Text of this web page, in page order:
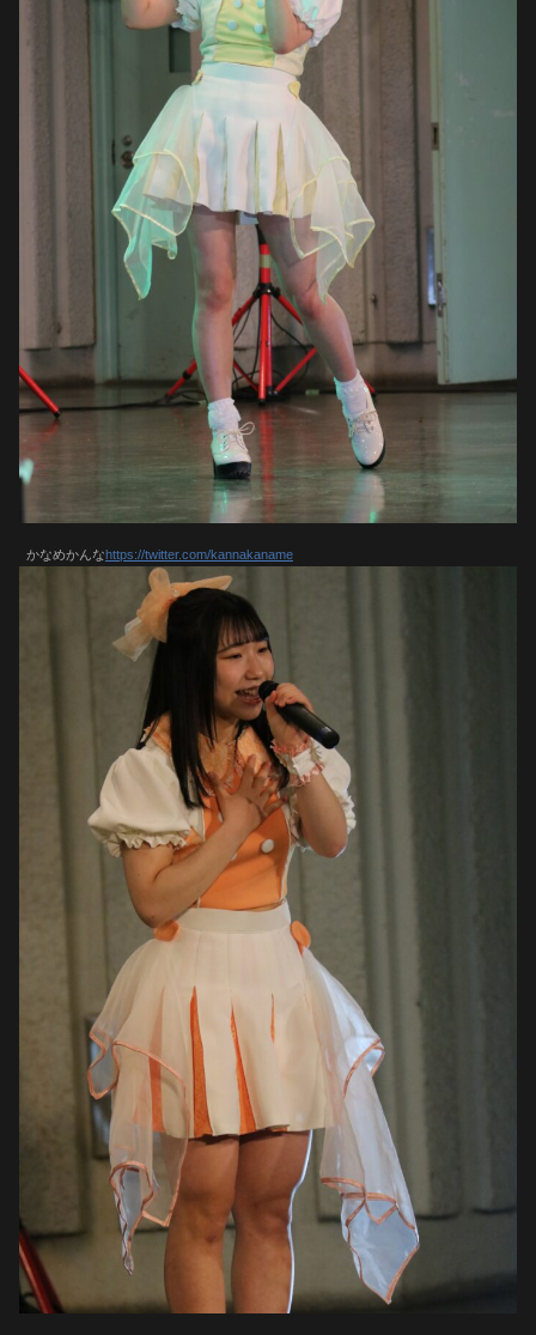
かなめかんなhttps://twitter.com/kannakaname